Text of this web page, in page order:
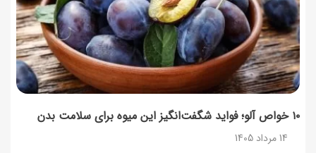
۱۰ خواص آلو؛ فواید شگفت‌انگیز این میوه برای سلامت بدن
14 مرداد 1405